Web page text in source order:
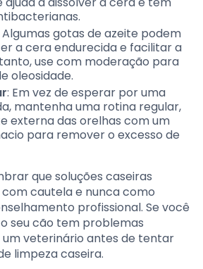
Algumas gotas de azeite podem
a cera endurecida e facilitar a
use com moderação para
oleosidade.
: Em vez de esperar por uma
mantenha uma rotina regular,
externa das orelhas com um
para remover o excesso de
que soluções caseiras
cautela e nunca como
profissional. Se você
seu cão tem problemas
um veterinário antes de tentar
limpeza caseira.